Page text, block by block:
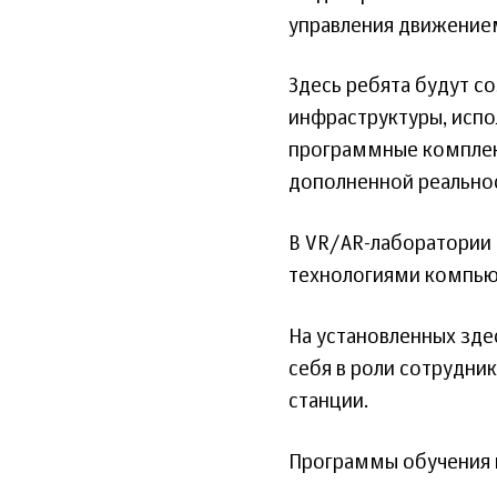
управления
Здесь ребята будут
инфраструктуры,
программные
дополненной
В VR/AR-
технологиями
На установленных
себя в роли
станции.
Программы обучения